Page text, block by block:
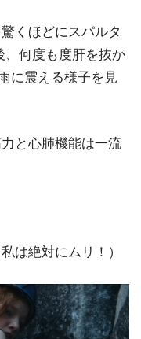
くほどにスパルタ
、何度も度肝を抜か
に震える様子を見
と心肺機能は一流
は絶対にムリ！）